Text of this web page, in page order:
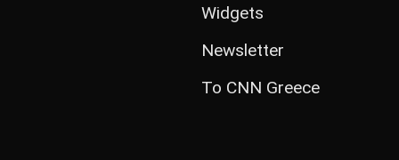
Widgets
Newsletter
Το CNN Greece